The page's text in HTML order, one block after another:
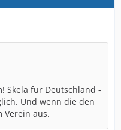
Skela für Deutschland -
Und wenn die den
Verein aus.